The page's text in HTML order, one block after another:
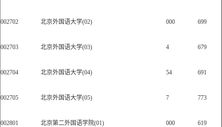
002702 北京外国语大学(02) 000 699
002703 北京外国语大学(03) 4 679
002704 北京外国语大学(04) 54 691
002705 北京外国语大学(05) 7 773
002801 北京第二外国语学院(01) 000 619